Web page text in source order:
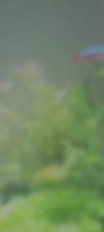
0%